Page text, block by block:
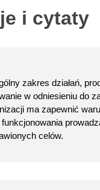
i cytaty
zakres działań,
w odniesieniu do
ma zapewnić
celów.